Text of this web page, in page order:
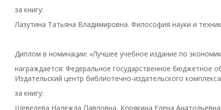
за книгу:
Лазутина Татьяна Владимировна. Философия науки и
Диплом в номинации: «Лучшее учебное издание по
награждается: Федеральное государственное бюджетное
Издательский центр библиотечно-издательского комплекса
за книгу:
Шевелева Надежда Павловна, Корякина Елена